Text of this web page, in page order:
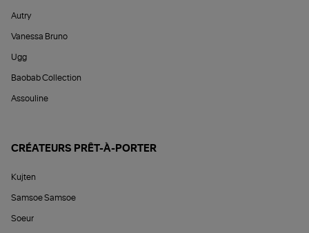
Autry
Vanessa Bruno
Ugg
Baobab Collection
Assouline
CRÉATEURS PRÊT-À-PORTER
Kujten
Samsoe Samsoe
Soeur